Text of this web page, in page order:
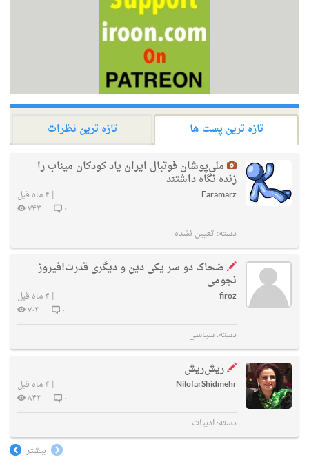
تازه ترین پست ها
تازه ترین نظرات
ملی‌پوشان فوتبال ایران یاد کودکان میناب را
زنده نگاه داشتند
Faramarz
| ۴ ماه قبل
۰
۷۴۳
دسته: تعیین نشده
ضحاک دو سر یکی دین و دیگری قدرت!فیروز
نجومی
firoz
| ۴ ماه قبل
۰
۷۰۳
دسته:سیاسی
ریش‌ریش
NilofarShidmehr
| ۴ ماه قبل
۰
۸۴۳
دسته:ادبیات
بیشتر